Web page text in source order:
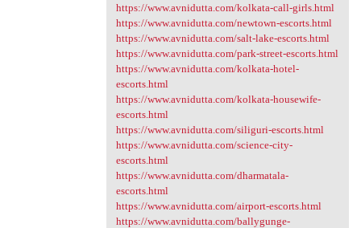
https://www.avnidutta.com/kolkata-call-girls.html
https://www.avnidutta.com/newtown-escorts.html
https://www.avnidutta.com/salt-lake-escorts.html
https://www.avnidutta.com/park-street-escorts.html
https://www.avnidutta.com/kolkata-hotel-
escorts.html
https://www.avnidutta.com/kolkata-housewife-
escorts.html
https://www.avnidutta.com/siliguri-escorts.html
https://www.avnidutta.com/science-city-
escorts.html
https://www.avnidutta.com/dharmatala-
escorts.html
https://www.avnidutta.com/airport-escorts.html
https://www.avnidutta.com/ballygunge-